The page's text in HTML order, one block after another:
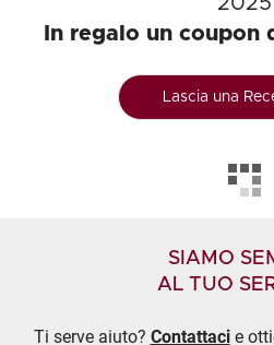
In regalo un coupon
Lascia una
SIAMO
AL TUO
Ti serve aiuto? Contattacie